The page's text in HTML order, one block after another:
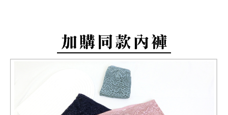
４．使用「AFTEE先享後付」時，將依據個別帳號之用戶狀況，依本公司即
時審查核予不同之上限額度；若仍有額度不足之情形，本公司將視審查結果
５．嚴禁一人註冊多個帳號或使用他人資訊註冊。若發現惡意使用之情形，
恩沛科技股份有限公司將有權停止該用戶之使用額度並採取法律行動。
每筆NT$80，滿NT$799(含以上)免運費